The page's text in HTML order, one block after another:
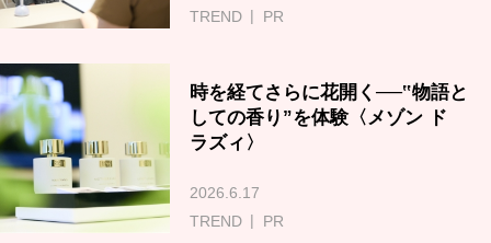
TREND
PR
時を経てさらに花開く──‟物語と
しての香り”を体験〈メゾン ド
ラズィ〉
2026.6.17
TREND
PR